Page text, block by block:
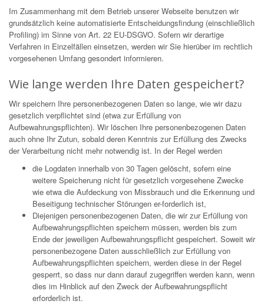
Im Zusammenhang mit dem Betrieb unserer Webseite benutzen wir
grundsätzlich keine automatisierte Entscheidungsfindung (einschließlich
Profiling) im Sinne von Art. 22 EU-DSGVO. Sofern wir derartige
Verfahren in Einzelfällen einsetzen, werden wir Sie hierüber im rechtlich
vorgesehenen Umfang gesondert informieren.
Wie lange werden Ihre Daten gespeichert?
Wir speichern Ihre personenbezogenen Daten so lange, wie wir dazu
gesetzlich verpflichtet sind (etwa zur Erfüllung von
Aufbewahrungspflichten). Wir löschen Ihre personenbezogenen Daten
auch ohne Ihr Zutun, sobald deren Kenntnis zur Erfüllung des Zwecks
der Verarbeitung nicht mehr notwendig ist. In der Regel werden
die Logdaten innerhalb von 30 Tagen gelöscht, sofern eine
weitere Speicherung nicht für gesetzlich vorgesehene Zwecke
wie etwa die Aufdeckung von Missbrauch und die Erkennung und
Beseitigung technischer Störungen er-forderlich ist,
Diejenigen personenbezogenen Daten, die wir zur Erfüllung von
Aufbewahrungspflichten speichern müssen, werden bis zum
Ende der jeweiligen Aufbewahrungspflicht gespeichert. Soweit wir
personenbezogene Daten ausschließlich zur Erfüllung von
Aufbewahrungspflichten speichern, werden diese in der Regel
gesperrt, so dass nur dann darauf zugegriffen werden kann, wenn
dies im Hinblick auf den Zweck der Aufbewahrungspflicht
erforderlich ist.